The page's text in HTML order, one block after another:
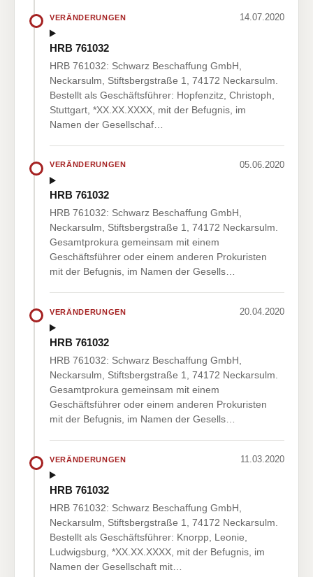
VERÄNDERUNGEN 14.07.2020
HRB 761032
HRB 761032: Schwarz Beschaffung GmbH,
Neckarsulm, Stiftsbergstraße 1, 74172 Neckarsulm.
Bestellt als Geschäftsführer: Hopfenzitz, Christoph,
Stuttgart, *XX.XX.XXXX, mit der Befugnis, im
Namen der Gesellschaf…
VERÄNDERUNGEN 05.06.2020
HRB 761032
HRB 761032: Schwarz Beschaffung GmbH,
Neckarsulm, Stiftsbergstraße 1, 74172 Neckarsulm.
Gesamtprokura gemeinsam mit einem
Geschäftsführer oder einem anderen Prokuristen
mit der Befugnis, im Namen der Gesells…
VERÄNDERUNGEN 20.04.2020
HRB 761032
HRB 761032: Schwarz Beschaffung GmbH,
Neckarsulm, Stiftsbergstraße 1, 74172 Neckarsulm.
Gesamtprokura gemeinsam mit einem
Geschäftsführer oder einem anderen Prokuristen
mit der Befugnis, im Namen der Gesells…
VERÄNDERUNGEN 11.03.2020
HRB 761032
HRB 761032: Schwarz Beschaffung GmbH,
Neckarsulm, Stiftsbergstraße 1, 74172 Neckarsulm.
Bestellt als Geschäftsführer: Knorpp, Leonie,
Ludwigsburg, *XX.XX.XXXX, mit der Befugnis, im
Namen der Gesellschaft mit…